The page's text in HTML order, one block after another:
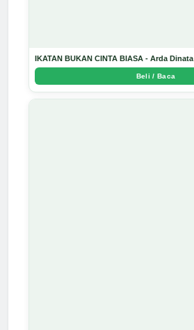
IKATAN BUKAN CINTA BIASA - Arda Dinata
Beli / Baca